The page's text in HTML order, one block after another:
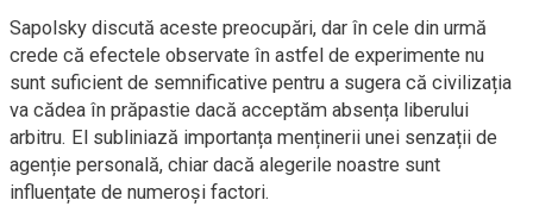
Sapolsky discută aceste preocupări, dar în cele din urmă
crede că efectele observate în astfel de experimente nu
sunt suficient de semnificative pentru a sugera că civilizația
va cădea în prăpastie dacă acceptăm absența liberului
arbitru. El subliniază importanța menținerii unei senzații de
agenție personală, chiar dacă alegerile noastre sunt
influențate de numeroși factori.